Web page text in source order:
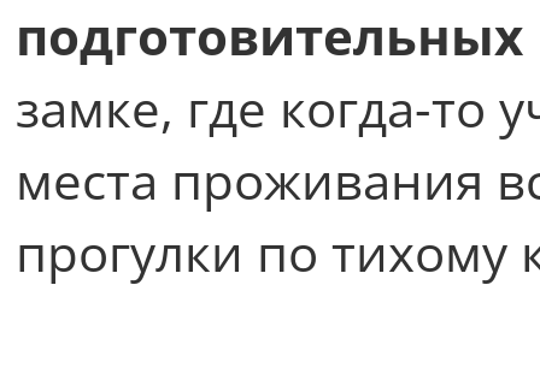
подготовительных
замке, где когда-то
места проживания
прогулки по